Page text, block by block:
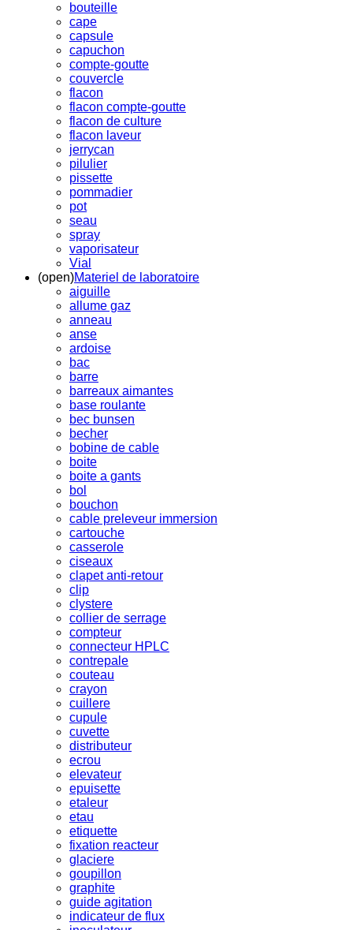
bouteille
cape
capsule
capuchon
compte-goutte
couvercle
flacon
flacon compte-goutte
flacon de culture
flacon laveur
jerrycan
pilulier
pissette
pommadier
pot
seau
spray
vaporisateur
Vial
(open)Materiel de laboratoire
aiguille
allume gaz
anneau
anse
ardoise
bac
barre
barreaux aimantes
base roulante
bec bunsen
becher
bobine de cable
boite
boite a gants
bol
bouchon
cable preleveur immersion
cartouche
casserole
ciseaux
clapet anti-retour
clip
clystere
collier de serrage
compteur
connecteur HPLC
contrepale
couteau
crayon
cuillere
cupule
cuvette
distributeur
ecrou
elevateur
epuisette
etaleur
etau
etiquette
fixation reacteur
glaciere
goupillon
graphite
guide agitation
indicateur de flux